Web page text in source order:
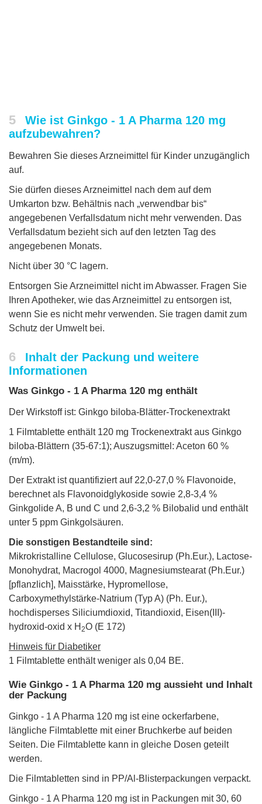
5
Wie ist Ginkgo - 1 A Pharma 120 mg
aufzubewahren?
Bewahren Sie dieses Arzneimittel für Kinder unzugänglich
auf.
Sie dürfen dieses Arzneimittel nach dem auf dem
Umkarton bzw. Behältnis nach „verwendbar bis“
angegebenen Verfallsdatum nicht mehr verwenden. Das
Verfallsdatum bezieht sich auf den letzten Tag des
angegebenen Monats.
Nicht über 30 °C lagern.
Entsorgen Sie Arzneimittel nicht im Abwasser. Fragen Sie
Ihren Apotheker, wie das Arzneimittel zu entsorgen ist,
wenn Sie es nicht mehr verwenden. Sie tragen damit zum
Schutz der Umwelt bei.
6
Inhalt der Packung und weitere
Informationen
Was Ginkgo - 1 A Pharma 120 mg enthält
Der Wirkstoff ist: Ginkgo biloba-Blätter-Trockenextrakt
1 Filmtablette enthält 120 mg Trockenextrakt aus Ginkgo
biloba-Blättern (35-67:1); Auszugsmittel: Aceton 60 %
(m/m).
Der Extrakt ist quantifiziert auf 22,0-27,0 % Flavonoide,
berechnet als Flavonoidglykoside sowie 2,8-3,4 %
Ginkgolide A, B und C und 2,6-3,2 % Bilobalid und enthält
unter 5 ppm Ginkgolsäuren.
Die sonstigen Bestandteile sind:
Mikrokristalline Cellulose, Glucosesirup (Ph.Eur.), Lactose-
Monohydrat, Macrogol 4000, Magnesiumstearat (Ph.Eur.)
[pflanzlich], Maisstärke, Hypromellose,
Carboxymethylstärke-Natrium (Typ A) (Ph. Eur.),
hochdisperses Siliciumdioxid, Titandioxid, Eisen(III)-
hydroxid-oxid x H 2O (E 172)
Hinweis für Diabetiker
1 Filmtablette enthält weniger als 0,04 BE.
Wie Ginkgo - 1 A Pharma 120 mg aussieht und Inhalt
der Packung
Ginkgo - 1 A Pharma 120 mg ist eine ockerfarbene,
längliche Filmtablette mit einer Bruchkerbe auf beiden
Seiten. Die Filmtablette kann in gleiche Dosen geteilt
werden.
Die Filmtabletten sind in PP/Al-Blisterpackungen verpackt.
Ginkgo - 1 A Pharma 120 mg ist in Packungen mit 30, 60